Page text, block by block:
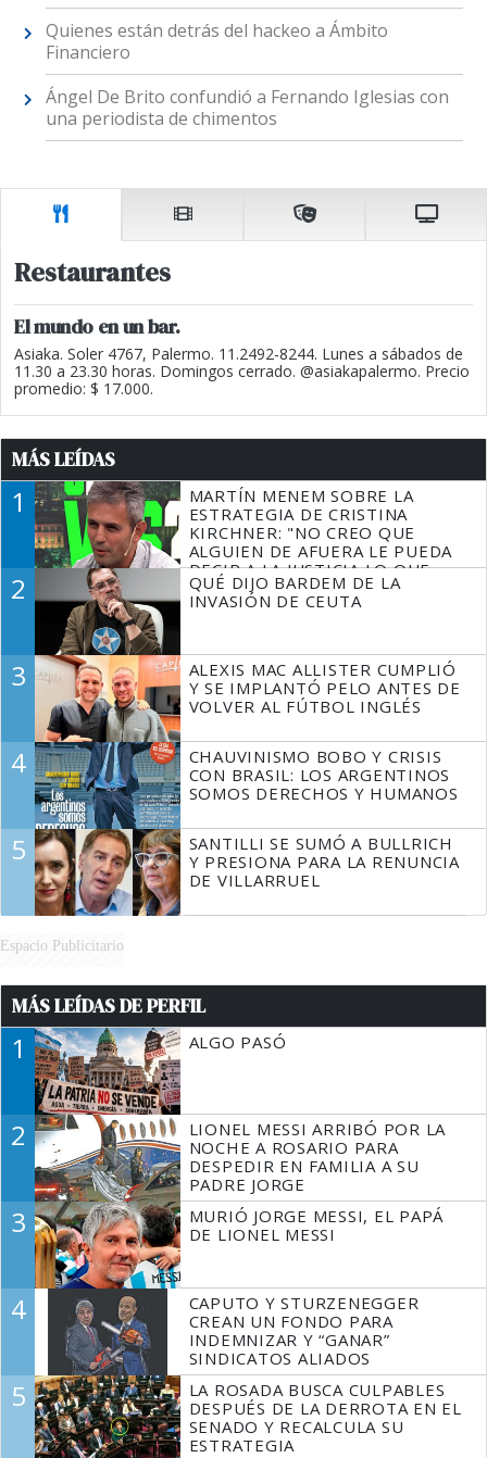
Quienes están detrás del hackeo a Ámbito
Financiero
Ángel De Brito confundió a Fernando Iglesias con
una periodista de chimentos
Restaurantes
El mundo en un bar.
Asiaka. Soler 4767, Palermo. 11.2492-8244. Lunes a sábados de
11.30 a 23.30 horas. Domingos cerrado. @asiakapalermo. Precio
promedio: $ 17.000.
MÁS LEÍDAS
1
MARTÍN MENEM SOBRE LA
ESTRATEGIA DE CRISTINA
KIRCHNER: "NO CREO QUE
ALGUIEN DE AFUERA LE PUEDA
DECIR A LA JUSTICIA LO QUE
TIENE QUE HACER"
2
QUÉ DIJO BARDEM DE LA
INVASIÓN DE CEUTA
3
ALEXIS MAC ALLISTER CUMPLIÓ
Y SE IMPLANTÓ PELO ANTES DE
VOLVER AL FÚTBOL INGLÉS
4
CHAUVINISMO BOBO Y CRISIS
CON BRASIL: LOS ARGENTINOS
SOMOS DERECHOS Y HUMANOS
5
SANTILLI SE SUMÓ A BULLRICH
Y PRESIONA PARA LA RENUNCIA
DE VILLARRUEL
Espacio Publicitario
MÁS LEÍDAS DE PERFIL
1 ALGO PASÓ
2
LIONEL MESSI ARRIBÓ POR LA
NOCHE A ROSARIO PARA
DESPEDIR EN FAMILIA A SU
PADRE JORGE
3
MURIÓ JORGE MESSI, EL PAPÁ
DE LIONEL MESSI
4
CAPUTO Y STURZENEGGER
CREAN UN FONDO PARA
INDEMNIZAR Y “GANAR”
SINDICATOS ALIADOS
5
LA ROSADA BUSCA CULPABLES
DESPUÉS DE LA DERROTA EN EL
SENADO Y RECALCULA SU
ESTRATEGIA